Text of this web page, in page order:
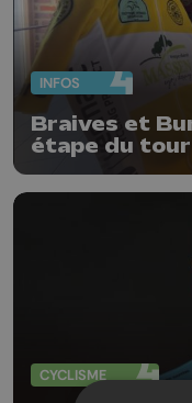
INFOS
Braives et
étape du
CYCLISME